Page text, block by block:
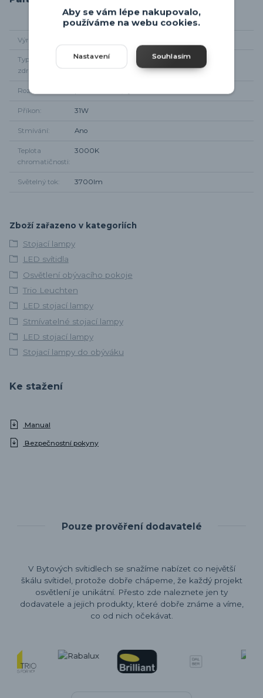
Výrobce
Typ světelného
zdroje
integrované LED
Rozměr svítidla
Příkon 31W
Stmívání Ano
Teplota
chromatičnosti
3000K
Světelný tok 3700lm
Zboží zařazeno v kategoriích
Stojací lampy
LED svítidla
Osvětlení obývacího pokoje
Trio Leuchten
LED stojací lampy
Stmívatelné stojací lampy
LED stojací lampy
Stojací lampy do obýváku
Ke stažení
Manual
Bezpečnostní pokyny
Pouze prověření dodavatelé
V Bytových svítidlech se snažíme nabízet co největší
škálu svítidel, protože dobře chápeme, že každý projekt
osvětlení je unikátní. Přesto zde naleznete jen ty
dodavatele a jejich produkty, které dobře známe a víme,
co od nich očekávat.
Aby se vám lépe nakupovalo,
používáme na webu cookies.
Nastavení Souhlasím